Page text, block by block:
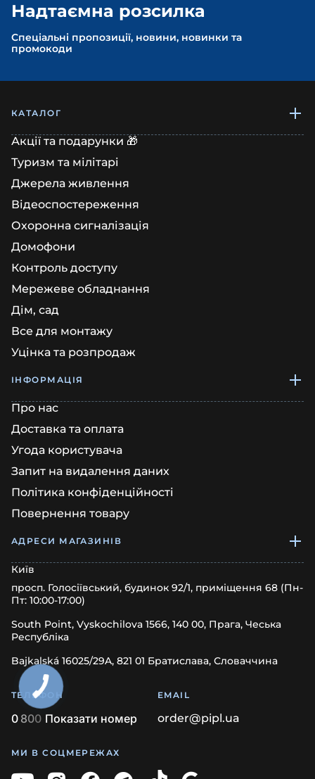
Надтаємна розсилка
Спеціальні пропозиції, новини, новинки та
промокоди
КАТАЛОГ
Акції та подарунки 🎁
Туризм та мілітарі
Джерела живлення
Відеоспостереження
Охоронна сигналізація
Домофони
Контроль доступу
Мережеве обладнання
Дім, сад
Все для монтажу
Уцінка та розпродаж
ІНФОРМАЦІЯ
Про нас
Доставка та оплата
Угода користувача
Запит на видалення даних
Політика конфіденційності
Повернення товару
АДРЕСИ МАГАЗИНІВ
Київ
просп. Голосіївський, будинок 92/1, приміщення 68 (Пн-
Пт: 10:00-17:00)
South Point, Vyskochilova 1566, 140 00, Прага, Чеська
Республіка
Bajkalská 16025/29A, 821 01 Братислава, Словаччина
ТЕЛЕФОН
0 800 Показати номер
EMAIL
order@pipl.ua
МИ В СОЦМЕРЕЖАХ